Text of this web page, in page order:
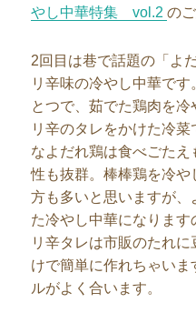
やし中華特集 vol.2の
2回目は巷で話題の「よ
リ辛味の冷やし中華で
とつで、茹でた鶏肉を
リ辛のタレをかけた冷
なよだれ鶏は食べごた
性も抜群。棒棒鶏を冷
方も多いと思いますが
た冷やし中華になりま
リ辛タレは市販のたれ
けで簡単に作れちゃい
ルがよく合います。